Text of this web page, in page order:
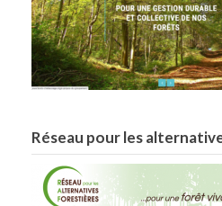
Réseau pour les